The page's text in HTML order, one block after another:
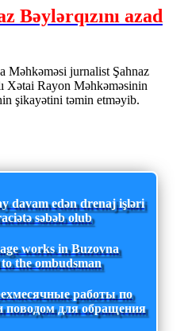
Bəylərqızını azad
Məhkəməsi jurnalist Şahnaz
Xətai Rayon Məhkəməsinin
şikayətini təmin etməyib.
davam edən drenaj işləri
səbəb olub
works in Buzovna
the ombudsman
работы по
поводом для обращения